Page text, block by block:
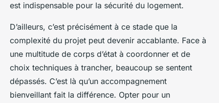
est indispensable pour la sécurité du logement.
D’ailleurs, c’est précisément à ce stade que la
complexité du projet peut devenir accablante. Face à
une multitude de corps d’état à coordonner et de
choix techniques à trancher, beaucoup se sentent
dépassés. C’est là qu’un accompagnement
bienveillant fait la différence. Opter pour un